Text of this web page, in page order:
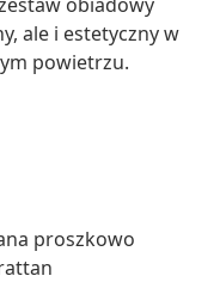
ale i estetyczny w
powietrzu.
proszkowo